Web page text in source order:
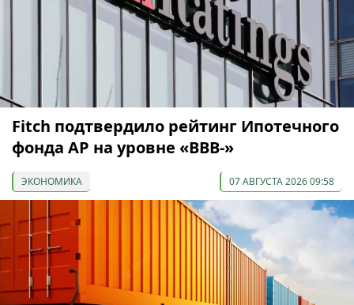
Fitch подтвердило рейтинг Ипотечного
фонда АР на уровне «BBB-»
ЭКОНОМИКА 07 АВГУСТА 2026 09:58